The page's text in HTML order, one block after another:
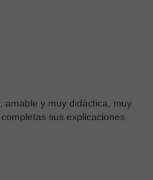
amable y muy didáctica, muy
sus explicaciones.